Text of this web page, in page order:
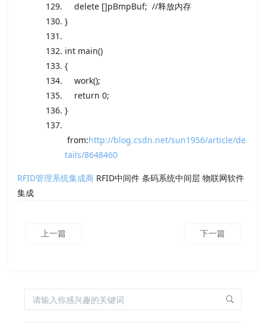
delete []pBmpBuf;//释放内存
}
int main()
{
work();
return 0;
}
from:http://blog.csdn.net/sun1956/article/de
tails/8648460
RFID管理系统集成商 RFID中间件 条码系统中间层 物联网软件
集成
上一篇 下一篇